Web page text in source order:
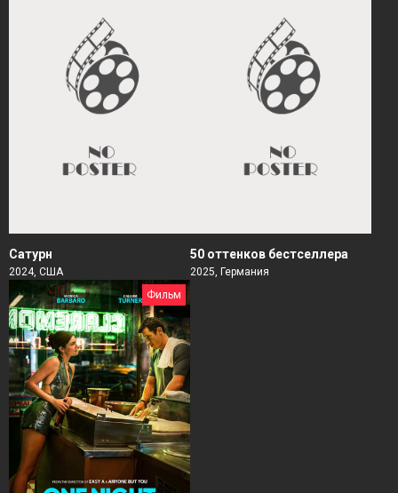
Сатурн
2024, США
50 оттенков бестселлера
2025, Германия
Фильм